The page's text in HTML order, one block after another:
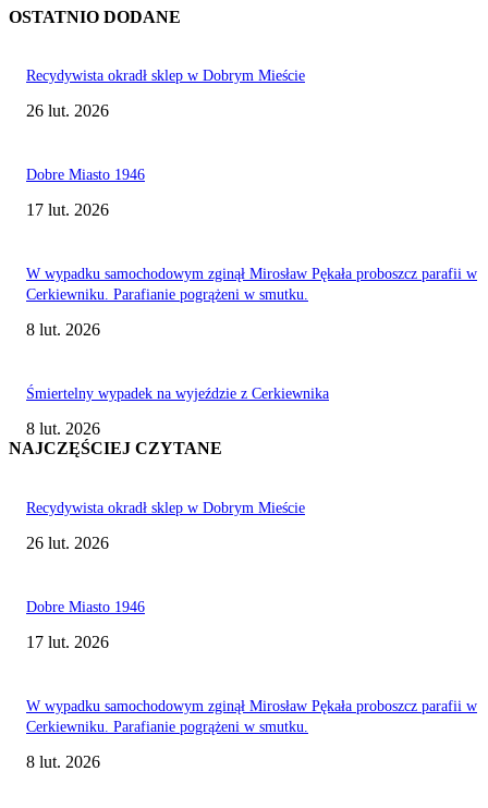
OSTATNIO DODANE
Recydywista okradł sklep w Dobrym Mieście
26 lut. 2026
Dobre Miasto 1946
17 lut. 2026
W wypadku samochodowym zginął Mirosław Pękała proboszcz parafii w
Cerkiewniku. Parafianie pogrążeni w smutku.
8 lut. 2026
Śmiertelny wypadek na wyjeździe z Cerkiewnika
8 lut. 2026
NAJCZĘŚCIEJ CZYTANE
Recydywista okradł sklep w Dobrym Mieście
26 lut. 2026
Dobre Miasto 1946
17 lut. 2026
W wypadku samochodowym zginął Mirosław Pękała proboszcz parafii w
Cerkiewniku. Parafianie pogrążeni w smutku.
8 lut. 2026